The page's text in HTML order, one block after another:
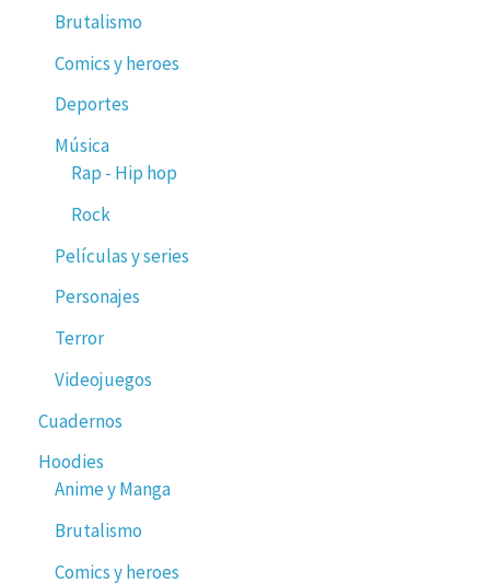
Brutalismo
Comics y heroes
Deportes
Música
Rap - Hip hop
Rock
Películas y series
Personajes
Terror
Videojuegos
Cuadernos
Hoodies
Anime y Manga
Brutalismo
Comics y heroes